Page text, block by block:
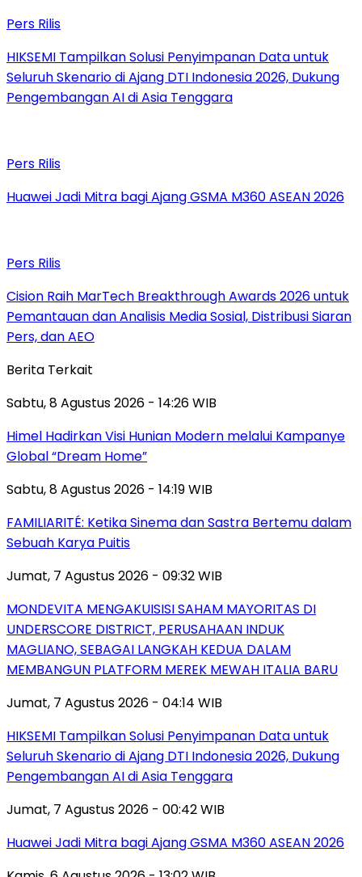
Pers Rilis
HIKSEMI Tampilkan Solusi Penyimpanan Data untuk
Seluruh Skenario di Ajang DTI Indonesia 2026, Dukung
Pengembangan AI di Asia Tenggara
Pers Rilis
Huawei Jadi Mitra bagi Ajang GSMA M360 ASEAN 2026
Pers Rilis
Cision Raih MarTech Breakthrough Awards 2026 untuk
Pemantauan dan Analisis Media Sosial, Distribusi Siaran
Pers, dan AEO
Berita Terkait
Sabtu, 8 Agustus 2026 - 14:26 WIB
Himel Hadirkan Visi Hunian Modern melalui Kampanye
Global “Dream Home”
Sabtu, 8 Agustus 2026 - 14:19 WIB
FAMILIARITÉ: Ketika Sinema dan Sastra Bertemu dalam
Sebuah Karya Puitis
Jumat, 7 Agustus 2026 - 09:32 WIB
MONDEVITA MENGAKUISISI SAHAM MAYORITAS DI
UNDERSCORE DISTRICT, PERUSAHAAN INDUK
MAGLIANO, SEBAGAI LANGKAH KEDUA DALAM
MEMBANGUN PLATFORM MEREK MEWAH ITALIA BARU
Jumat, 7 Agustus 2026 - 04:14 WIB
HIKSEMI Tampilkan Solusi Penyimpanan Data untuk
Seluruh Skenario di Ajang DTI Indonesia 2026, Dukung
Pengembangan AI di Asia Tenggara
Jumat, 7 Agustus 2026 - 00:42 WIB
Huawei Jadi Mitra bagi Ajang GSMA M360 ASEAN 2026